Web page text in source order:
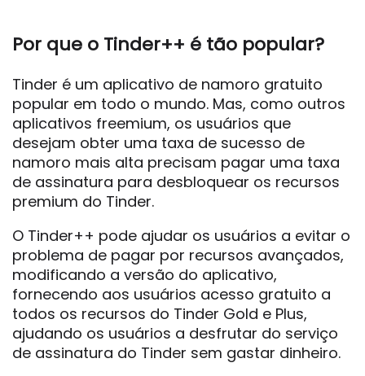
Por que o Tinder++ é tão popular?
Tinder é um aplicativo de namoro gratuito
popular em todo o mundo. Mas, como outros
aplicativos freemium, os usuários que
desejam obter uma taxa de sucesso de
namoro mais alta precisam pagar uma taxa
de assinatura para desbloquear os recursos
premium do Tinder.
O Tinder++ pode ajudar os usuários a evitar o
problema de pagar por recursos avançados,
modificando a versão do aplicativo,
fornecendo aos usuários acesso gratuito a
todos os recursos do Tinder Gold e Plus,
ajudando os usuários a desfrutar do serviço
de assinatura do Tinder sem gastar dinheiro.